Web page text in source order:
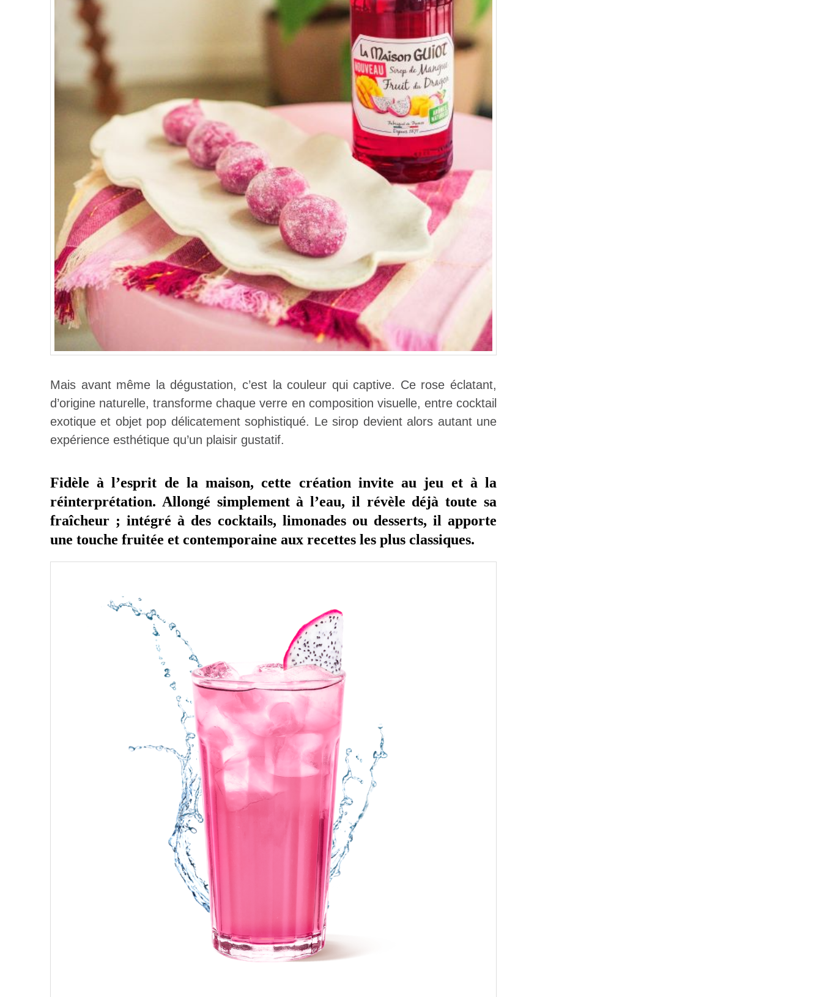
Mais avant même la dégustation, c’est la couleur qui captive. Ce rose éclatant,
d’origine naturelle, transforme chaque verre en composition visuelle, entre cocktail
exotique et objet pop délicatement sophistiqué. Le sirop devient alors autant une
expérience esthétique qu’un plaisir gustatif.
Fidèle à l’esprit de la maison, cette création invite au jeu et à la
réinterprétation. Allongé simplement à l’eau, il révèle déjà toute sa
fraîcheur ; intégré à des cocktails, limonades ou desserts, il apporte
une touche fruitée et contemporaine aux recettes les plus classiques.